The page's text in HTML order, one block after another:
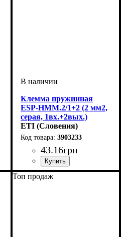
Клемма пружинная
ESP-HMM.2/1+2 (2 мм2,
серая, 1вх.+2вых.)
3903233
ETI (Словения)
3903233
43.16грн
Устройство: самозажимная
Сечение: 2,5
Номинальный ток, А: 24
Количество полюсов: 1
Напряжение, В: 800
Серия: ESP
Топ продаж